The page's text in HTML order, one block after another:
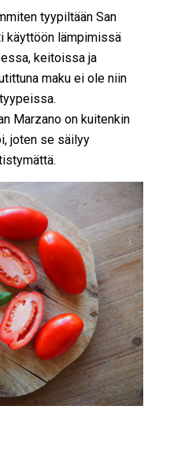
tyypiltään San
käyttöön lämpimissä
keitoissa ja
maku ei ole niin
Marzano on kuitenkin
joten se säilyy